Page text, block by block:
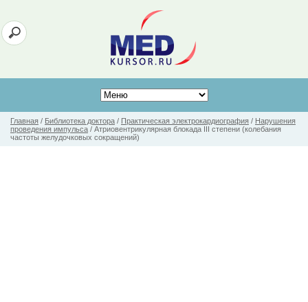
Главная / Библиотека доктора / Практическая электрокардиография / Нарушения
проведения импульса / Атриовентрикулярная блокада III степени (колебания
частоты желудочковых сокращений)